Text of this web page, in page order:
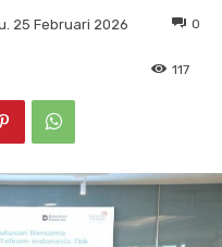
25 Februari 2026 0
117